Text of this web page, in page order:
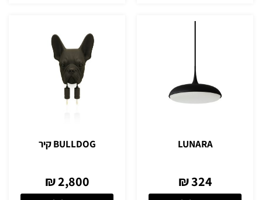
LUNARA
324 ₪
BULLDOG קיר
2,800 ₪